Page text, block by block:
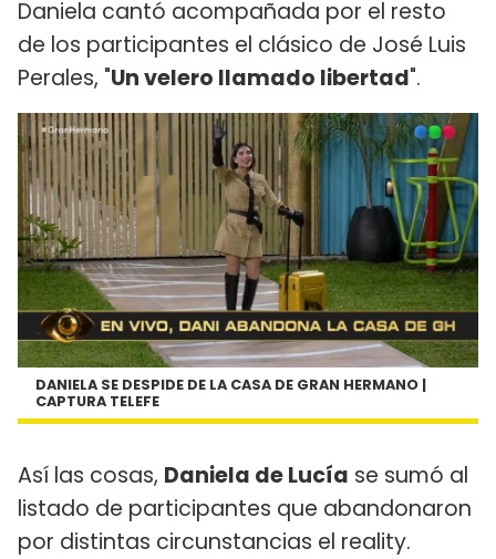
Daniela cantó acompañada por el resto
de los participantes el clásico de José Luis
Perales, "Un velero llamado libertad".
DANIELA SE DESPIDE DE LA CASA DE GRAN HERMANO |
CAPTURA TELEFE
Así las cosas, Daniela de Lucía se sumó al
listado de participantes que abandonaron
por distintas circunstancias el reality.